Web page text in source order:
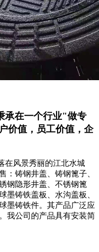
承在一个行业"做专
价值，员工价值，企
风景秀丽的江北水城
铸钢井盖、铸钢篦子、
钢隐形井盖、不锈钢篦
墨铸铁盖板、水沟盖板、
墨铸铁件。其产品广泛应
我公司的产品具有安装简